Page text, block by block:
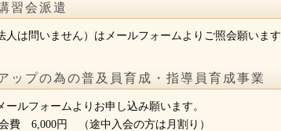
習会派遣
人は問いません）はメールフォームよりご照会願います
ップの為の普及員育成・指導員育成事業
ールフォームよりお申し込み願います。
費 6,000円 （途中入会の方は月割り）